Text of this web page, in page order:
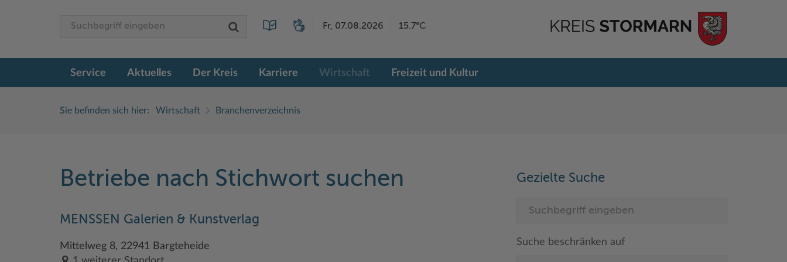
Fr, 07.08.2026 15.7°C
Service Aktuelles Der Kreis Karriere Wirtschaft Freizeit und Kultur
Sie befinden sich hier: Wirtschaft Branchenverzeichnis
Betriebe nach Stichwort suchen
MENSSEN Galerien & Kunstverlag
Mittelweg 8, 22941 Bargteheide
Gezielte Suche
Suche beschränken auf